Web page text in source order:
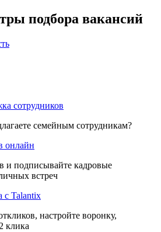
подбора вакансий
сотрудников
семейным сотрудникам?
онлайн
и подписывайте кадровые
встреч
с Talantix
настройте воронку,
клика